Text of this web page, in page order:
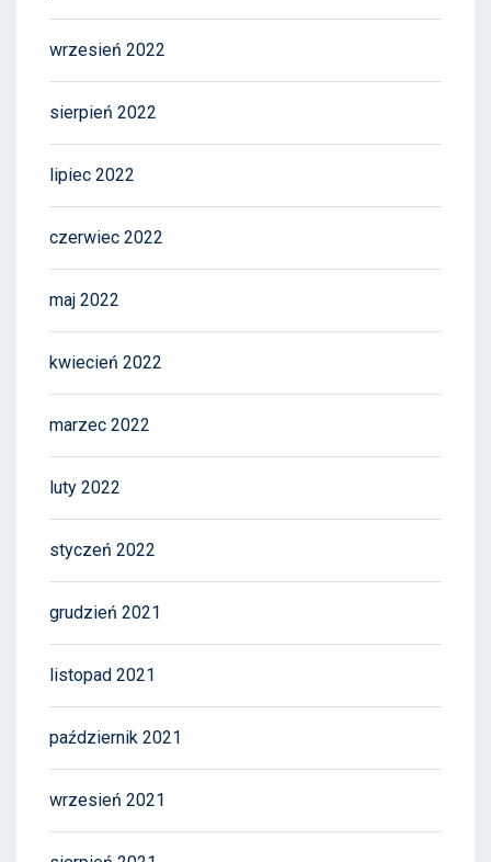
wrzesień 2022
sierpień 2022
lipiec 2022
czerwiec 2022
maj 2022
kwiecień 2022
marzec 2022
luty 2022
styczeń 2022
grudzień 2021
listopad 2021
październik 2021
wrzesień 2021